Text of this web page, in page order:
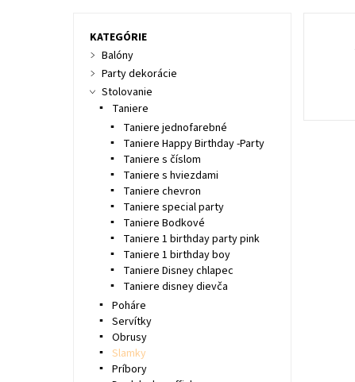
KATEGÓRIE
Balóny
Party dekorácie
Stolovanie
Taniere
Taniere jednofarebné
Taniere Happy Birthday -Party
Taniere s číslom
Taniere s hviezdami
Taniere chevron
Taniere special party
Taniere Bodkové
Taniere 1 birthday party pink
Taniere 1 birthday boy
Taniere Disney chlapec
Taniere disney dievča
Poháre
Servítky
Obrusy
Slamky
Príbory